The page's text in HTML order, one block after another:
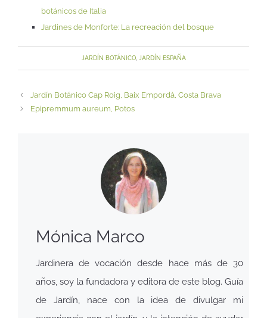
botánicos de Italia
Jardines de Monforte: La recreación del bosque
JARDÍN BOTÁNICO, JARDÍN ESPAÑA
Jardín Botánico Cap Roig, Baix Empordà, Costa Brava
Epipremmum aureum, Potos
Mónica Marco
Jardinera de vocación desde hace más de 30
años, soy la fundadora y editora de este blog. Guía
de Jardín, nace con la idea de divulgar mi